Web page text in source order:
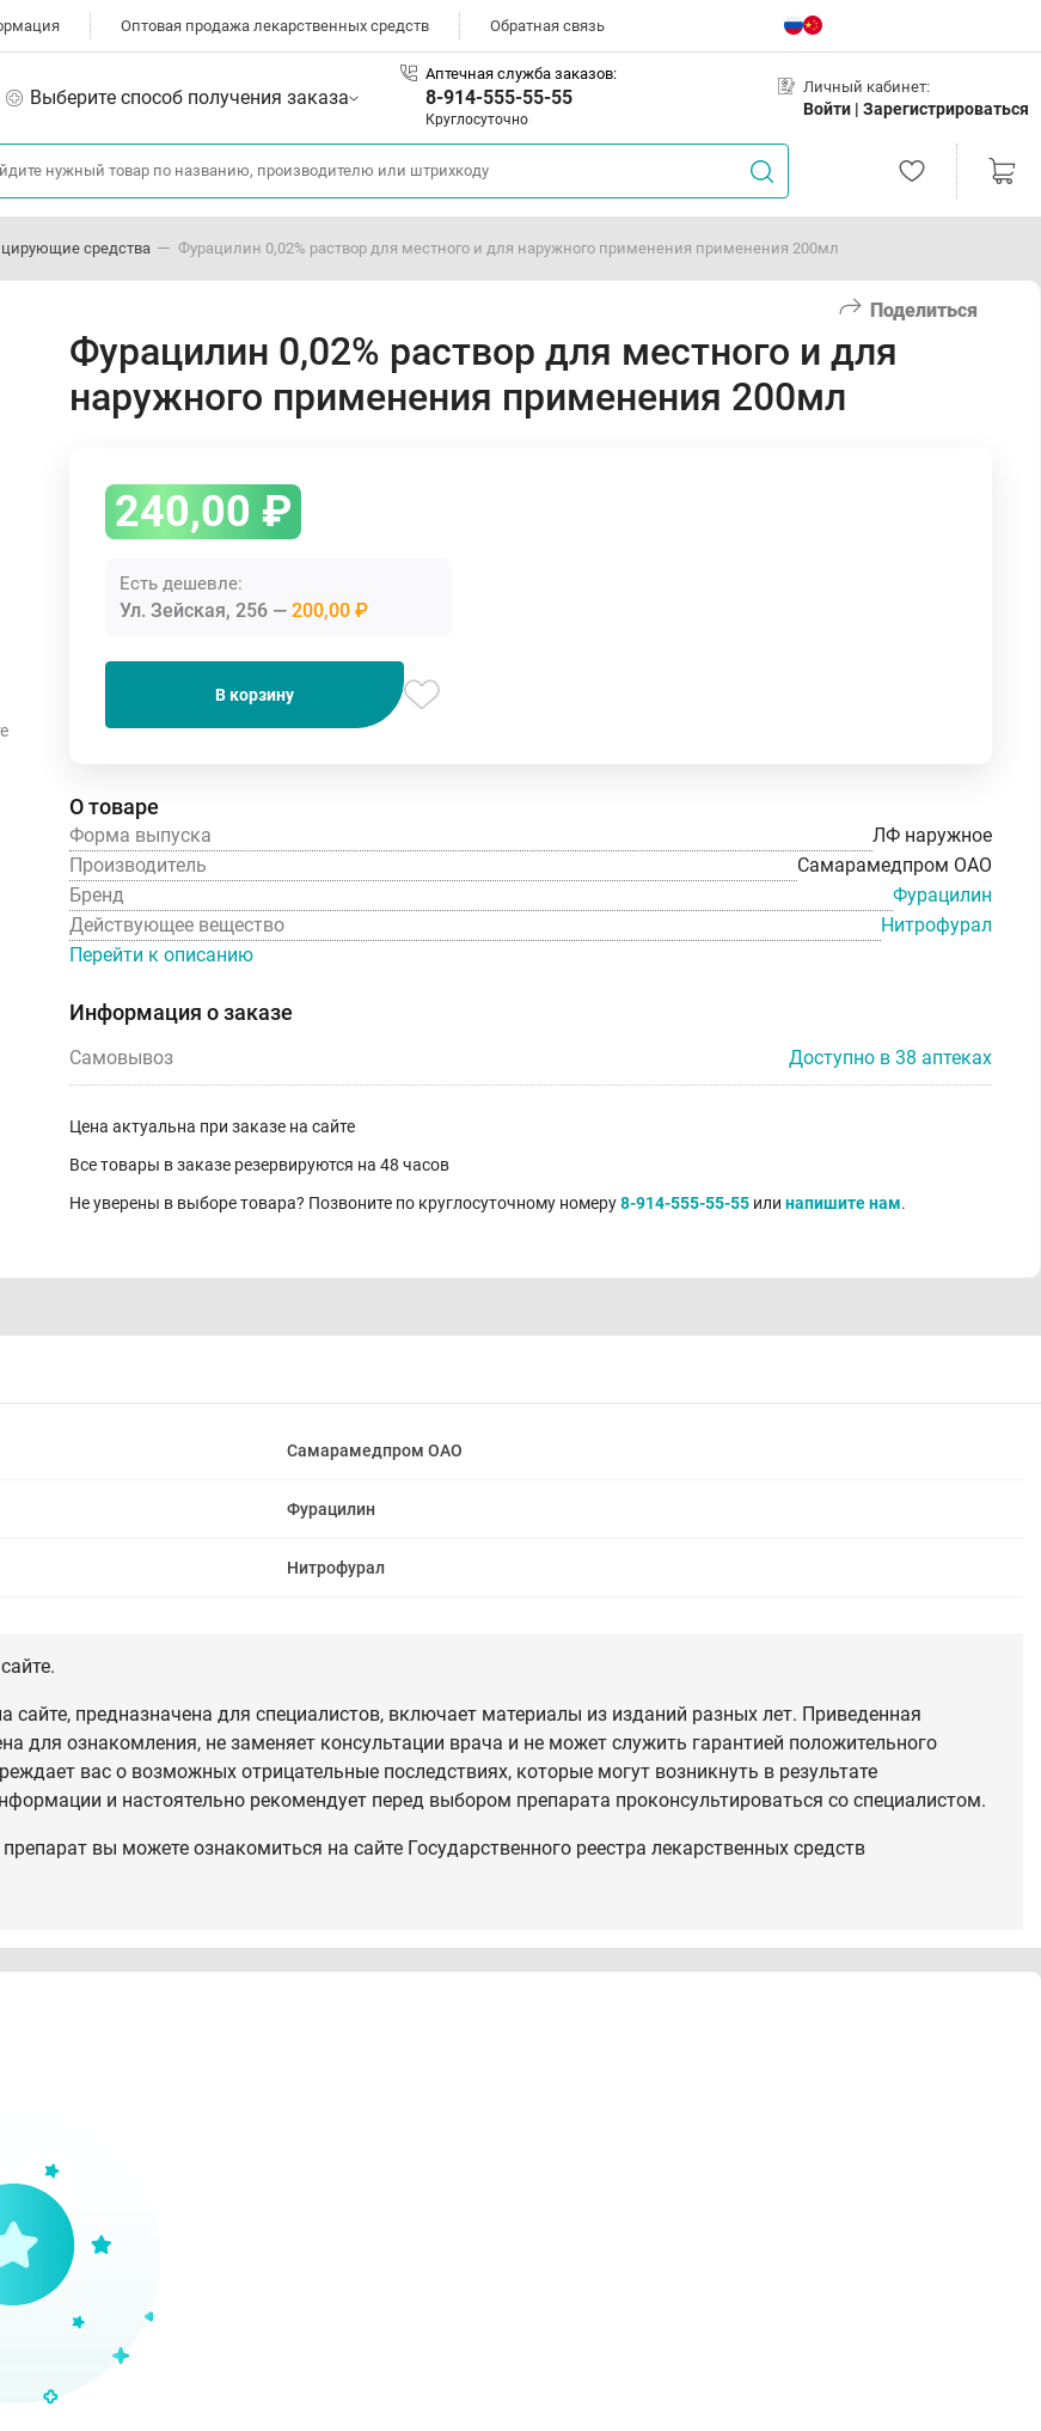
Оптовая продажа лекарственных средств Обратная связь
Выберите способ получения заказа
Аптечная служба заказов:
8-914-555-55-55
Круглосуточно
Личный кабинет:
Войти | Зарегистрироваться
средства Фурацилин 0,02% раствор для местного и для наружного применения применения 200мл
Поделиться
Фурацилин 0,02% раствор для местного и для
наружного применения применения 200мл
240,00 ₽
Есть дешевле:
Ул. Зейская, 256 200,00 ₽
В корзину
О товаре
Форма выпуска
ЛФ наружное
Производитель
Самарамедпром ОАО
Бренд
Фурацилин
Действующее вещество
Нитрофурал
Перейти к описанию
Информация о заказе
Самовывоз Доступно в 38 аптеках
Цена актуальна при заказе на сайте
Все товары в заказе резервируются на 48 часов
Не уверены в выборе товара? Позвоните по круглосуточному номеру8-914-555-55-55 или напишите нам.
Самарамедпром ОАО
Фурацилин
Нитрофурал
предназначена для специалистов, включает материалы из изданий разных лет. Приведенная
для ознакомления, не заменяет консультации врача и не может служить гарантией положительного
вас о возможных отрицательные последствиях, которые могут возникнуть в результате
и настоятельно рекомендует перед выбором препарата проконсультироваться со специалистом.
вы можете ознакомиться на сайте Государственного реестра лекарственных средств